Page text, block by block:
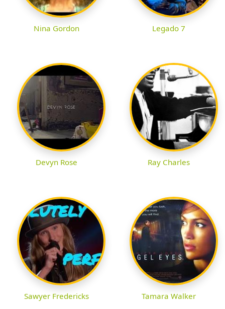
Nina Gordon Legado 7
Devyn Rose Ray Charles
Sawyer Fredericks Tamara Walker